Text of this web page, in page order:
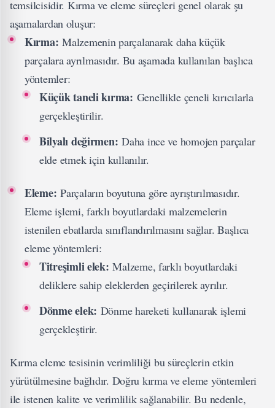
temsilcisidir. Kırma ve eleme süreçleri genel olarak şu
aşamalardan oluşur:
Kırma: Malzemenin parçalanarak daha küçük
parçalara ayrılmasıdır. Bu aşamada kullanılan başlıca
yöntemler:
Küçük taneli kırma: Genellikle çeneli kırıcılarla
gerçekleştirilir.
Bilyalı değirmen: Daha ince ve homojen parçalar
elde etmek için kullanılır.
Eleme: Parçaların boyutuna göre ayrıştırılmasıdır.
Eleme işlemi, farklı boyutlardaki malzemelerin
istenilen ebatlarda sınıflandırılmasını sağlar. Başlıca
eleme yöntemleri:
Titreşimli elek: Malzeme, farklı boyutlardaki
deliklere sahip eleklerden geçirilerek ayrılır.
Dönme elek: Dönme hareketi kullanarak işlemi
gerçekleştirir.
Kırma eleme tesisinin verimliliği bu süreçlerin etkin
yürütülmesine bağlıdır. Doğru kırma ve eleme yöntemleri
ile istenen kalite ve verimlilik sağlanabilir. Bu nedenle,